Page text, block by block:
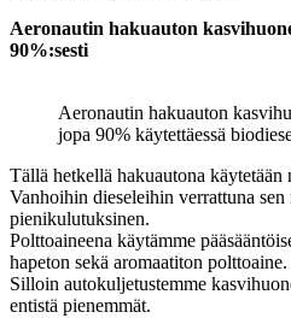
Aeronautin hakuauton
90%:sesti
Aeronautin hakuauton
jopa 90% käytettäessä
Tällä hetkellä hakuautona käytetään
Vanhoihin dieseleihin verrattuna
pienikulutuksinen.
Polttoaineena käytämme
hapeton sekä aromaatiton polttoaine.
Silloin autokuljetustemme
entistä pienemmät.